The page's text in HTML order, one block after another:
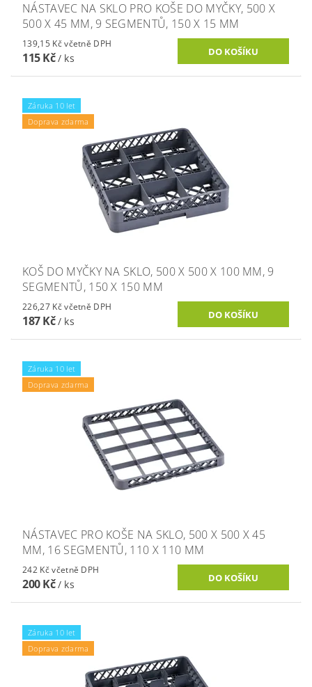
NÁSTAVEC NA SKLO PRO KOŠE DO MYČKY, 500 X
500 X 45 MM, 9 SEGMENTŮ, 150 X 15 MM
139,15 Kč včetně DPH
115 Kč/ ks
Záruka 10 let
Doprava zdarma
KOŠ DO MYČKY NA SKLO, 500 X 500 X 100 MM, 9
SEGMENTŮ, 150 X 150 MM
226,27 Kč včetně DPH
187 Kč/ ks
Záruka 10 let
Doprava zdarma
NÁSTAVEC PRO KOŠE NA SKLO, 500 X 500 X 45
MM, 16 SEGMENTŮ, 110 X 110 MM
242 Kč včetně DPH
200 Kč/ ks
Záruka 10 let
Doprava zdarma